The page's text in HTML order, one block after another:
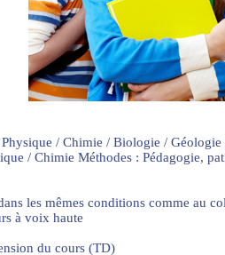
/ Chimie / Biologie /
/ Chimie Méthodes : Pédagogie,
les mêmes conditions comme au
à voix haute
du cours (TD)